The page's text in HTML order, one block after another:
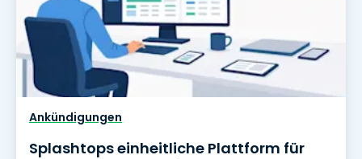
Ankündigungen
Splashtops einheitliche Plattform für